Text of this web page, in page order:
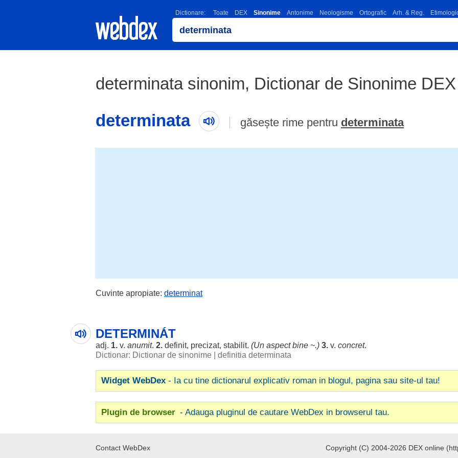
Dictionare: Toate DEX Sinonime Antonime Neologisme Ortografic Arh. & Reg.
determinata sinonim, Dictionar de Sinonime DEX
determinata
găsește rime pentru determinata
Cuvinte apropiate: determinat
DETERMINÁT
adj. 1. v. anumit. 2. definit, precizat, stabilit. (Un aspect bine ~.) 3. v. concret.
Dictionar: Dictionar de sinonime
definitia determinata
Widget WebDex - Ia cu tine dictionarul explicativ roman in blogul, pagina sau site-ul tau!
Plugin de browser - Adauga pluginul de cautare WebDex in browserul tau.
Contact WebDex Copyright (C) 2004-2026 DEX online